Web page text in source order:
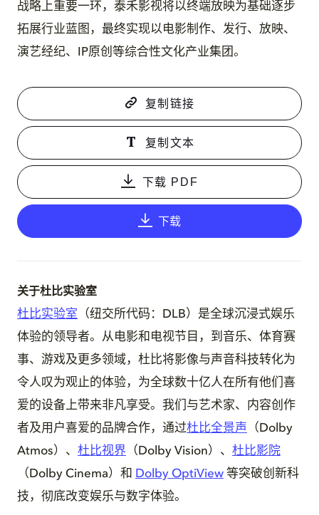
战略上重要一环，泰禾影视将以终端放映为基础逐步
拓展行业蓝图，最终实现以电影制作、发行、放映、
演艺经纪、IP原创等综合性文化产业集团。
复制链接
复制文本
下载 PDF
下载
关于杜比实验室
杜比实验室 （纽交所代码：DLB）是全球沉浸式娱乐
体验的领导者。从电影和电视节目，到音乐、体育赛
事、游戏及更多领域，杜比将影像与声音科技转化为
令人叹为观止的体验，为全球数十亿人在所有他们喜
爱的设备上带来非凡享受。我们与艺术家、内容创作
者及用户喜爱的品牌合作，通过杜比全景声
（Dolby
Atmos）、 杜比视界 （Dolby Vision）、 杜比影院
（Dolby Cinema）和 Dolby OptiView 等突破创新科
技，彻底改变娱乐与数字体验。